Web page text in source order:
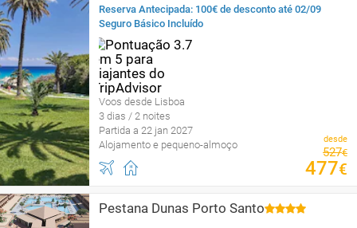
Reserva Antecipada: 100€ de desconto até 02/09
Seguro Básico Incluído
Voos desde Lisboa
3 dias / 2 noites
Partida a 22 jan 2027
Alojamento e pequeno-almoço
desde
527€
477€
Pestana Dunas Porto Santo